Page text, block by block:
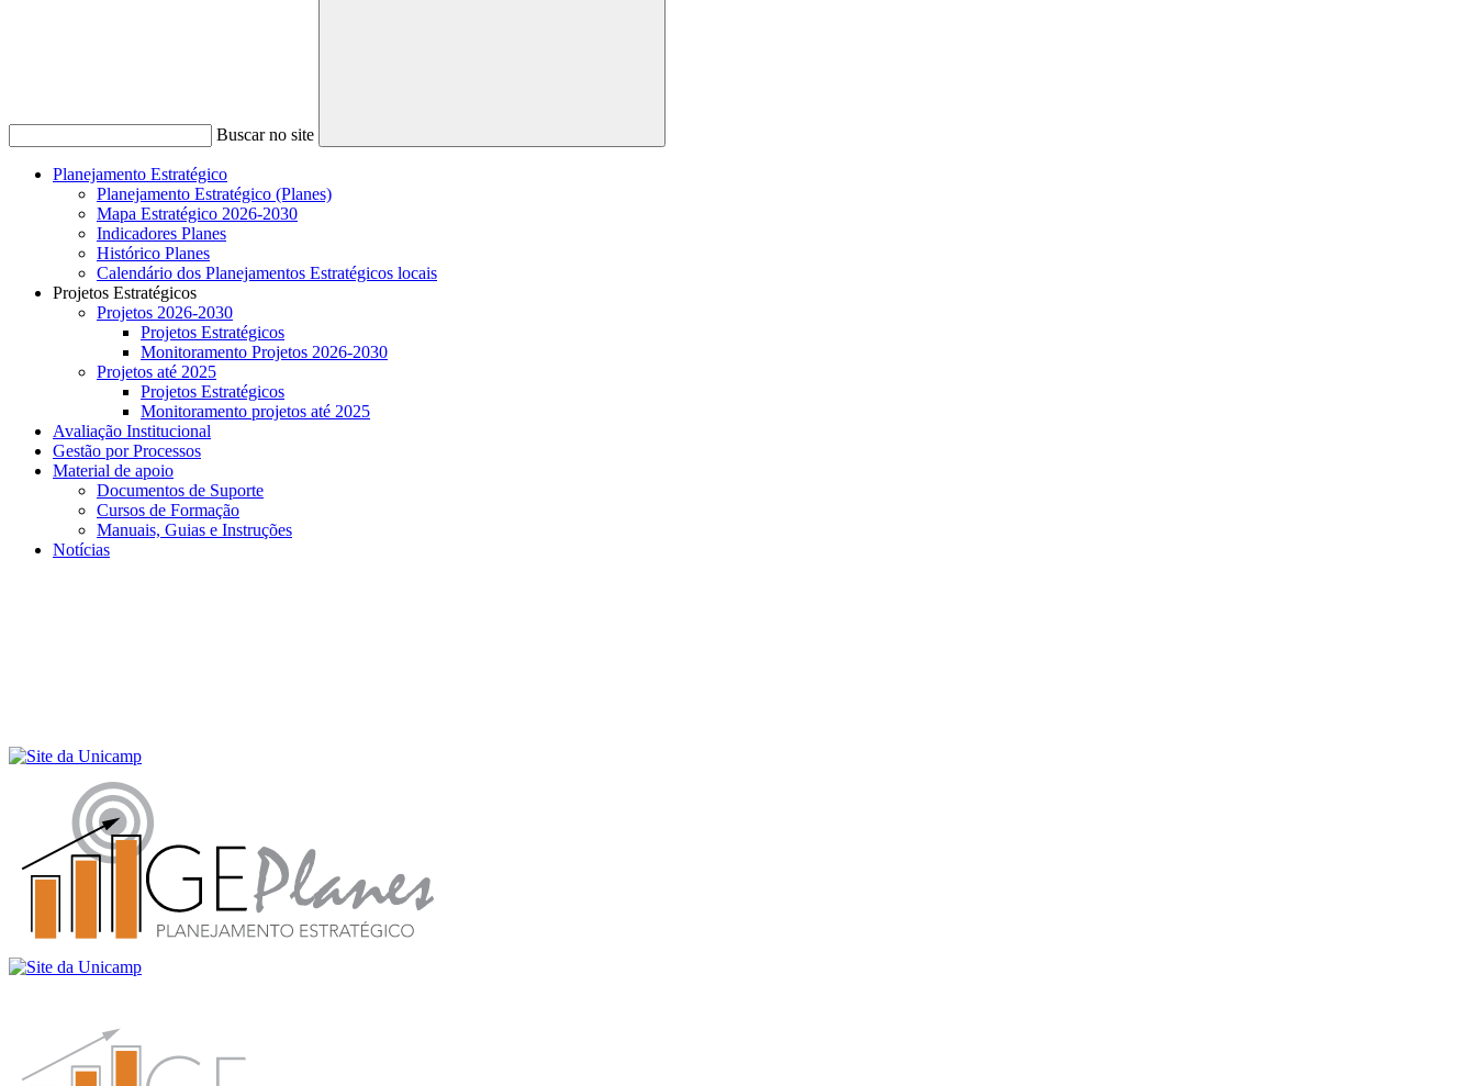
Buscar no site
Buscar
Planejamento Estratégico
Planejamento Estratégico (Planes)
Mapa Estratégico 2026-2030
Indicadores Planes
Histórico Planes
Calendário dos Planejamentos Estratégicos locais
Projetos Estratégicos
Projetos 2026-2030
Projetos Estratégicos
Monitoramento Projetos 2026-2030
Projetos até 2025
Projetos Estratégicos
Monitoramento projetos até 2025
Avaliação Institucional
Gestão por Processos
Material de apoio
Documentos de Suporte
Cursos de Formação
Manuais, Guias e Instruções
Notícias